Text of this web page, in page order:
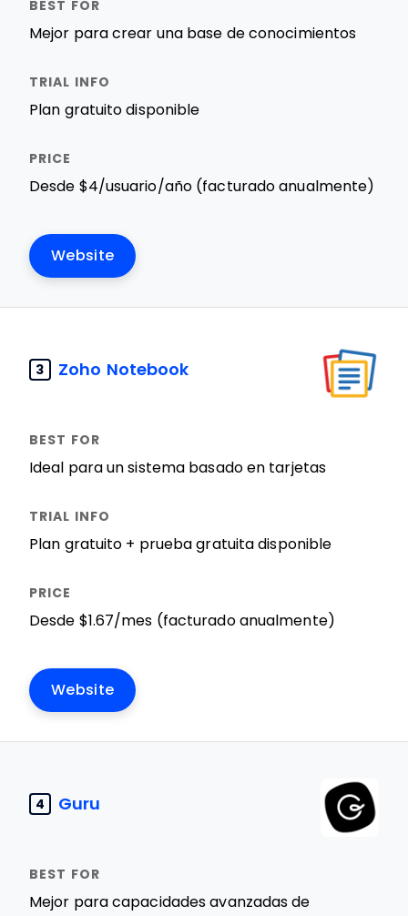
Mejor para crear una base de conocimientos
Plan gratuito disponible
Desde $4/usuario/año (facturado anualmente)
Website
3 Zoho Notebook
Ideal para un sistema basado en tarjetas
Plan gratuito + prueba gratuita disponible
Desde $1.67/mes (facturado anualmente)
Website
4 Guru
Mejor para capacidades avanzadas de